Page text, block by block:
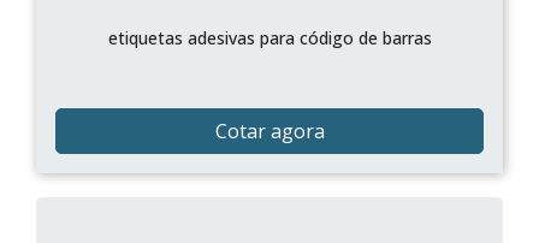
etiquetas adesivas para código de barras
Cotar agora